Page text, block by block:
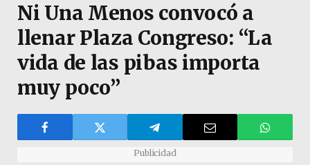
Ni Una Menos convocó a
llenar Plaza Congreso: “La
vida de las pibas importa
muy poco”
Publicidad